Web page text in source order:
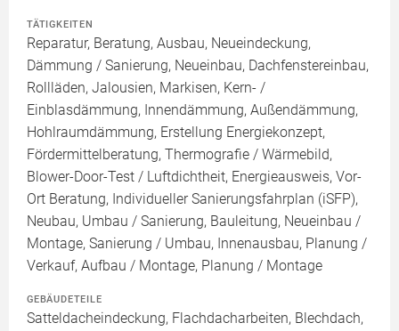
TÄTIGKEITEN
Reparatur, Beratung, Ausbau, Neueindeckung,
Dämmung / Sanierung, Neueinbau, Dachfenstereinbau,
Rollläden, Jalousien, Markisen, Kern- /
Einblasdämmung, Innendämmung, Außendämmung,
Hohlraumdämmung, Erstellung Energiekonzept,
Fördermittelberatung, Thermografie / Wärmebild,
Blower-Door-Test / Luftdichtheit, Energieausweis, Vor-
Ort Beratung, Individueller Sanierungsfahrplan (iSFP),
Neubau, Umbau / Sanierung, Bauleitung, Neueinbau /
Montage, Sanierung / Umbau, Innenausbau, Planung /
Verkauf, Aufbau / Montage, Planung / Montage
GEBÄUDETEILE
Satteldacheindeckung, Flachdacharbeiten, Blechdach,